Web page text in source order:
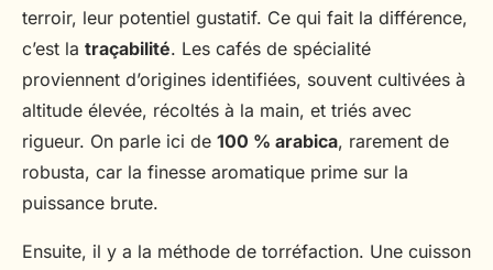
terroir, leur potentiel gustatif. Ce qui fait la différence,
c’est la traçabilité. Les cafés de spécialité
proviennent d’origines identifiées, souvent cultivées à
altitude élevée, récoltés à la main, et triés avec
rigueur. On parle ici de 100 % arabica, rarement de
robusta, car la finesse aromatique prime sur la
puissance brute.
Ensuite, il y a la méthode de torréfaction. Une cuisson